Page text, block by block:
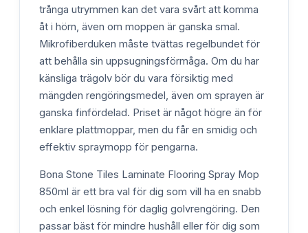
trånga utrymmen kan det vara svårt att komma
åt i hörn, även om moppen är ganska smal.
Mikrofiberduken måste tvättas regelbundet för
att behålla sin uppsugningsförmåga. Om du har
känsliga trägolv bör du vara försiktig med
mängden rengöringsmedel, även om sprayen är
ganska finfördelad. Priset är något högre än för
enklare plattmoppar, men du får en smidig och
effektiv spraymopp för pengarna.
Bona Stone Tiles Laminate Flooring Spray Mop
850ml är ett bra val för dig som vill ha en snabb
och enkel lösning för daglig golvrengöring. Den
passar bäst för mindre hushåll eller för dig som